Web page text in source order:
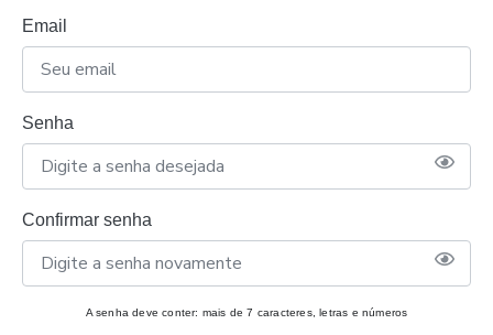
Email
Senha
Confirmar senha
A senha deve conter: mais de 7 caracteres, letras e números